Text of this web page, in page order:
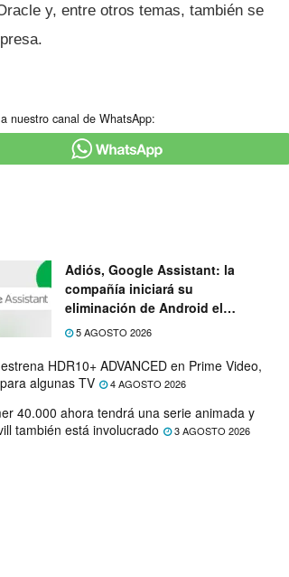
y, entre otros temas, también se
nuestro canal de WhatsApp:
Adiós, Google Assistant: la
compañía iniciará su
eliminación de Android el
próximo mes
5 AGOSTO 2026
HDR10+ ADVANCED en Prime Video,
algunas TV
4 AGOSTO 2026
40.000 ahora tendrá una serie animada y
también está involucrado
3 AGOSTO 2026